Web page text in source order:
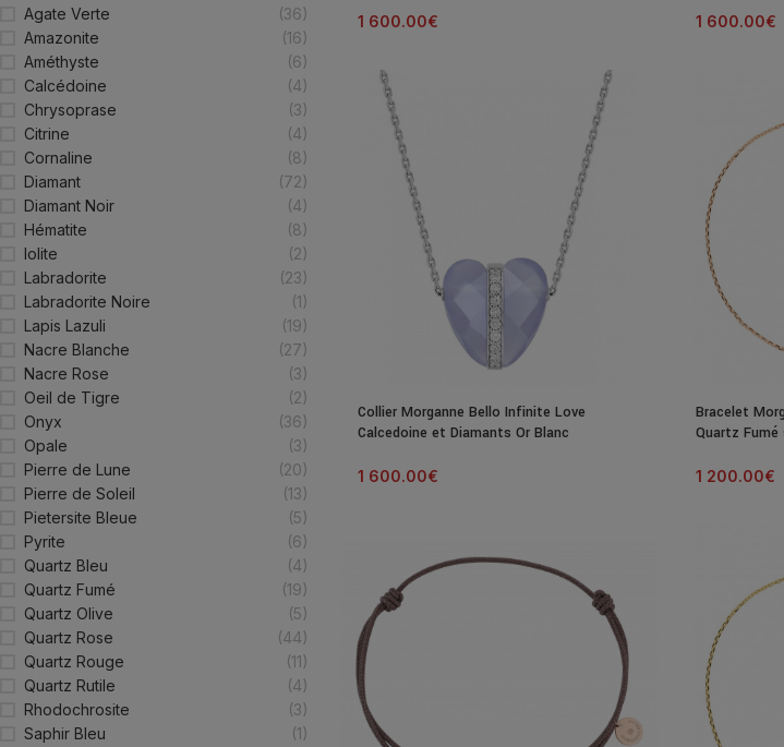
Agate Verte
(36)
Amazonite
(16)
Améthyste
(6)
Calcédoine
(4)
Chrysoprase
(3)
Citrine
(4)
Cornaline
(8)
Diamant
(72)
Diamant Noir
(4)
Hématite
(8)
Iolite
(2)
Labradorite
(23)
Labradorite Noire
(1)
Lapis Lazuli
(19)
Nacre Blanche
(27)
Nacre Rose
(3)
Oeil de Tigre
(2)
Onyx
(36)
Opale
(3)
Pierre de Lune
(20)
Pierre de Soleil
(13)
Pietersite Bleue
(5)
Pyrite
(6)
Quartz Bleu
(4)
Quartz Fumé
(19)
Quartz Olive
(5)
Quartz Rose
(44)
Quartz Rouge
(11)
Quartz Rutile
(4)
Rhodochrosite
(3)
Saphir Bleu
(1)
1 600.00€ 1 600.00€
Collier Morganne Bello Infinite Love
Calcedoine et Diamants Or Blanc
1 600.00€
Bracelet
Quartz Fumé
1 200.00€